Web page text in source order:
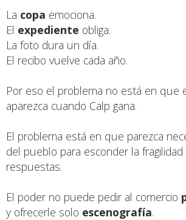
La copa emociona.
El expediente obliga.
La foto dura un día.
El recibo vuelve cada año.
Por eso el problema no está en que
aparezca cuando Calp gana.
El problema está en que parezca
del pueblo para esconder la
respuestas.
El poder no puede pedir al comercio
y ofrecerle solo escenografía.